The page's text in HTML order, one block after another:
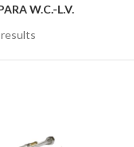
W.C.-L.V.